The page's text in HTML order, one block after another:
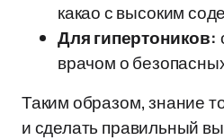
какао с высоким
Для гипертоников:
врачом о
Таким образом, знание
и сделать правильный